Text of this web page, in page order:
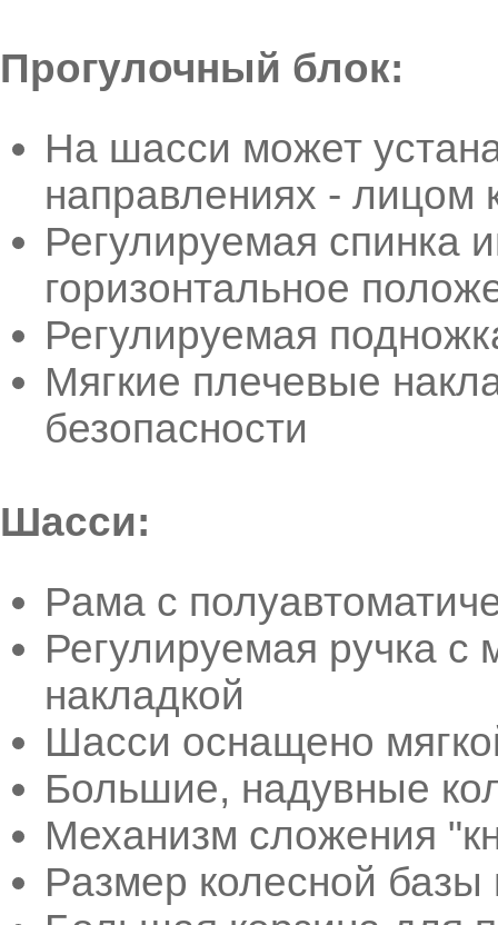
Прогулочный блок:
На шасси может
направлениях - лицом
Регулируемая спинка
горизонтальное
Регулируемая
Мягкие плечевые
безопасности
Шасси:
Рама с
Регулируемая ручка с
накладкой
Шасси оснащено
Большие, надувные
Механизм сложения
Размер колесной